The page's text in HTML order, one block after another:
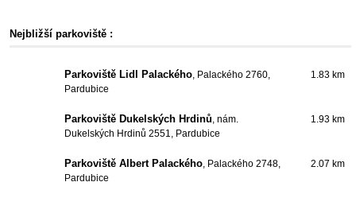
Nejbližší parkoviště :
Parkoviště Lidl Palackého, Palackého 2760,
Pardubice
1.83 km
Parkoviště Dukelských Hrdinů, nám.
Dukelských Hrdinů 2551, Pardubice
1.93 km
Parkoviště Albert Palackého, Palackého 2748,
Pardubice
2.07 km